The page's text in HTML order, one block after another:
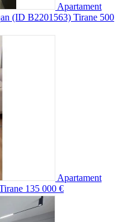
Apartament
(ID B2201563) Tirane 500
Apartament
135 000 €